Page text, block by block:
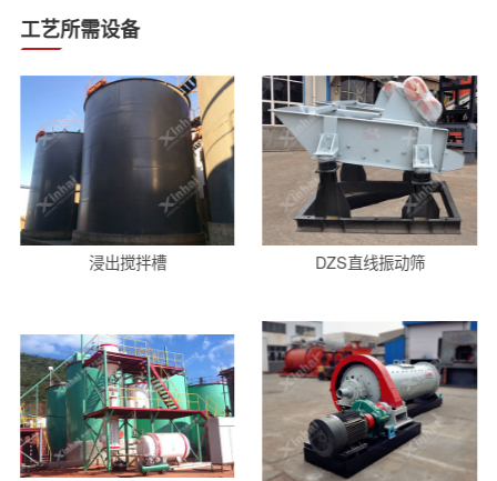
工艺所需设备
浸出搅拌槽 DZS直线振动筛